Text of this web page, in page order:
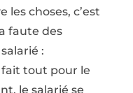
les choses, c’est
faute des
:
tout pour le
le salarié se